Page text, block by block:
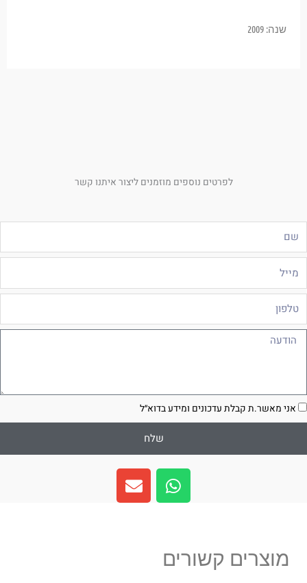
שנה: 2009
לפרטים נוספים מוזמנים ליצור איתנו קשר
אני מאשר.ת קבלת עדכונים ומידע בדוא״ל
שלח
W
h
a
a
E
n
v
מוצרים קשורים